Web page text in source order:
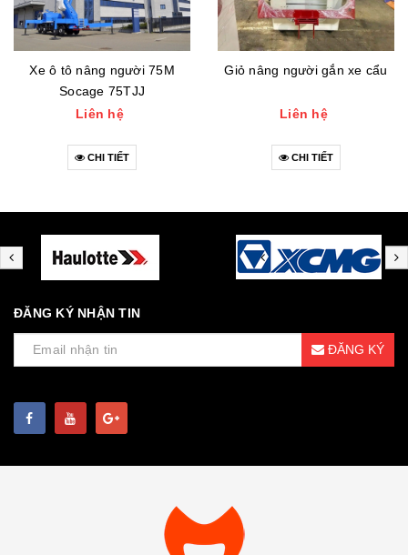
Xe ô tô nâng người 75M
Socage 75TJJ
Liên hệ
CHI TIẾT
Giỏ nâng người gắn xe cẩu
Liên hệ
CHI TIẾT
ĐĂNG KÝ NHẬN TIN
ĐĂNG KÝ